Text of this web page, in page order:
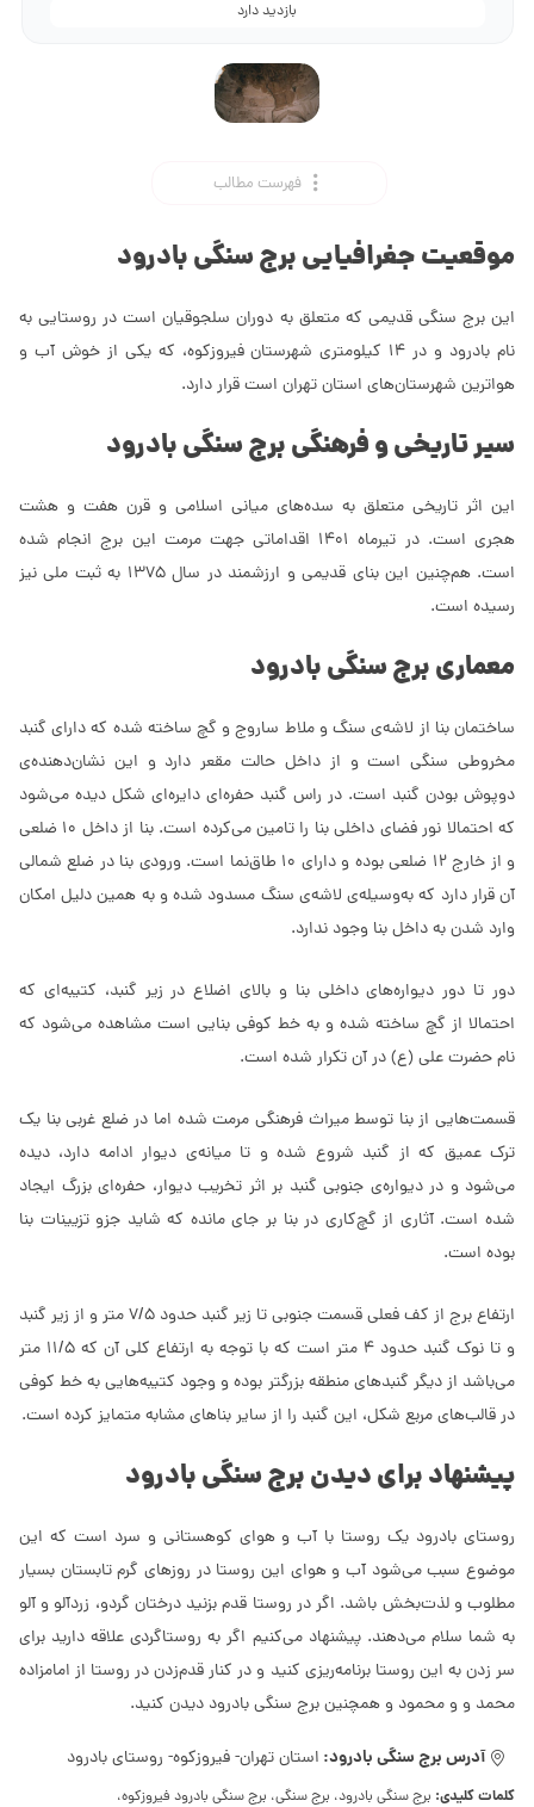
بازدید دارد
فهرست مطالب
موقعیت جغرافیایی برج سنگی بادرود
این برج سنگی قدیمی که متعلق به دوران سلجوقیان است در روستایی به
نام بادرود و در 14 کیلومتری شهرستان فیروزکوه، که یکی از خوش آب و
هواترین شهرستان‌های استان تهران است قرار دارد.
سیر تاریخی و فرهنگی برج سنگی بادرود
این اثر تاریخی متعلق به سده‌های میانی اسلامی و قرن هفت و هشت
هجری است. در تیرماه 1401 اقداماتی جهت مرمت این برج انجام شده
است. هم‌چنین این بنای قدیمی و ارزشمند در سال 1375 به ثبت ملی نیز
رسیده است.
معماری برج سنگی بادرود
ساختمان بنا از لاشه‌ی سنگ و ملاط ساروج و گچ ساخته شده که دارای گنبد
مخروطی سنگی است و از داخل حالت مقعر دارد و این نشان‌دهنده‌ی
دوپوش بودن گنبد است. در راس گنبد حفره‌ای دایره‌ای شکل دیده می‌شود
که احتمالا نور فضای داخلی بنا را تامین می‌کرده است. بنا از داخل 10 ضلعی
و از خارج 12 ضلعی بوده و دارای 10 طاق‌نما است. ورودی بنا در ضلع شمالی
آن قرار دارد که به‌وسیله‌ی لاشه‌ی سنگ مسدود شده و به همین دلیل امکان
وارد شدن به داخل بنا وجود ندارد.
دور تا دور دیواره‌های داخلی بنا و بالای اضلاع در زیر گنبد، کتیبه‌ای که
احتمالا از گچ ساخته شده و به خط کوفی بنایی است مشاهده می‌شود که
نام حضرت علی (ع) در آن تکرار شده است.
قسمت‌هایی از بنا توسط میراث فرهنگی مرمت شده اما در ضلع غربی بنا یک
ترک عمیق که از گنبد شروع شده و تا میانه‌ی دیوار ادامه دارد، دیده
می‌شود و در دیواره‌ی جنوبی گنبد بر اثر تخریب دیوار، حفره‌ای بزرگ ایجاد
شده است. آثاری از گچ‌کاری در بنا بر جای مانده که شاید جزو تزیینات بنا
بوده است.
ارتفاع برج از کف فعلی قسمت جنوبی تا زیر گنبد حدود 7/5 متر و از زیر گنبد
و تا نوک گنبد حدود 4 متر است که با توجه به ارتفاع کلی آن که 11/5 متر
می‌باشد از دیگر گنبد‌های منطقه بزرگتر بوده و وجود کتیبه‌هایی به خط کوفی
در قالب‌های مربع شکل، این گنبد را از سایر بناهای مشابه متمایز کرده است.
پیشنهاد برای دیدن برج سنگی بادرود
روستای بادرود یک روستا با آب و هوای کوهستانی و سرد است که این
موضوع سبب می‌شود آب و هوای این روستا در روزهای گرم تابستان بسیار
مطلوب و لذت‌بخش باشد. اگر در روستا قدم بزنید درختان گردو، زردآلو و آلو
به شما سلام می‌دهند. پیشنهاد می‌کنیم اگر به روستاگردی علاقه دارید برای
سر زدن به این روستا برنامه‌ریزی کنید و در کنار قدم‌زدن در روستا از امامزاده
محمد و و محمود و همچنین برج سنگی بادرود دیدن کنید.
آدرس برج سنگی بادرود: استان تهران- فیروزکوه- روستای بادرود
کلمات کلیدی: برج سنگی بادرود، برج سنگی، برج سنگی بادرود فیروزکوه،